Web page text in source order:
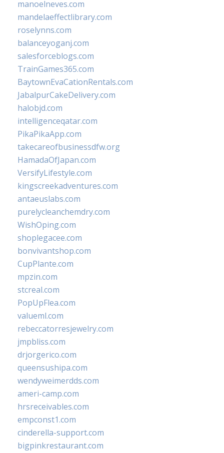
manoelneves.com
mandelaeffectlibrary.com
roselynns.com
balanceyoganj.com
salesforceblogs.com
TrainGames365.com
BaytownEvaCationRentals.com
JabalpurCakeDelivery.com
halobjd.com
intelligenceqatar.com
PikaPikaApp.com
takecareofbusinessdfw.org
HamadaOfJapan.com
VersifyLifestyle.com
kingscreekadventures.com
antaeuslabs.com
purelycleanchemdry.com
WishOping.com
shoplegacee.com
bonvivantshop.com
CupPlante.com
mpzin.com
stcreal.com
PopUpFlea.com
valueml.com
rebeccatorresjewelry.com
jmpbliss.com
drjorgerico.com
queensushipa.com
wendyweimerdds.com
ameri-camp.com
hrsreceivables.com
empconst1.com
cinderella-support.com
bigpinkrestaurant.com